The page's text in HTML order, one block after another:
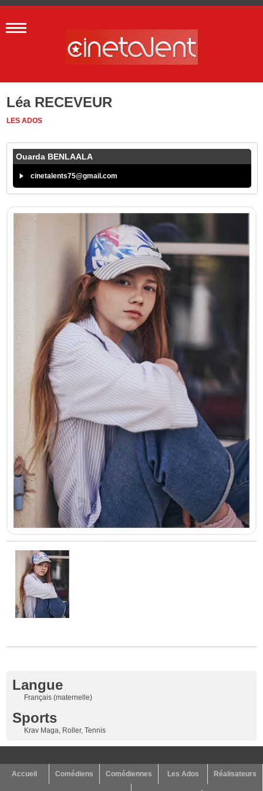
Léa RECEVEUR
LES ADOS
Ouarda BENLAALA
cinetalents75@gmail.com
Langue
Français (maternelle)
Sports
Krav Maga, Roller, Tennis
Accueil Comédiens Comédiennes Les Ados Réalisateurs